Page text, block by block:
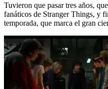
Tuvieron que pasar tres años,
fanáticos de Stranger Things, y
temporada, que marca el gran